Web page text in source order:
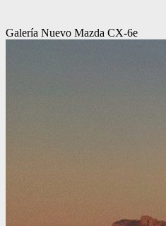
Galería Nuevo Mazda CX-6e